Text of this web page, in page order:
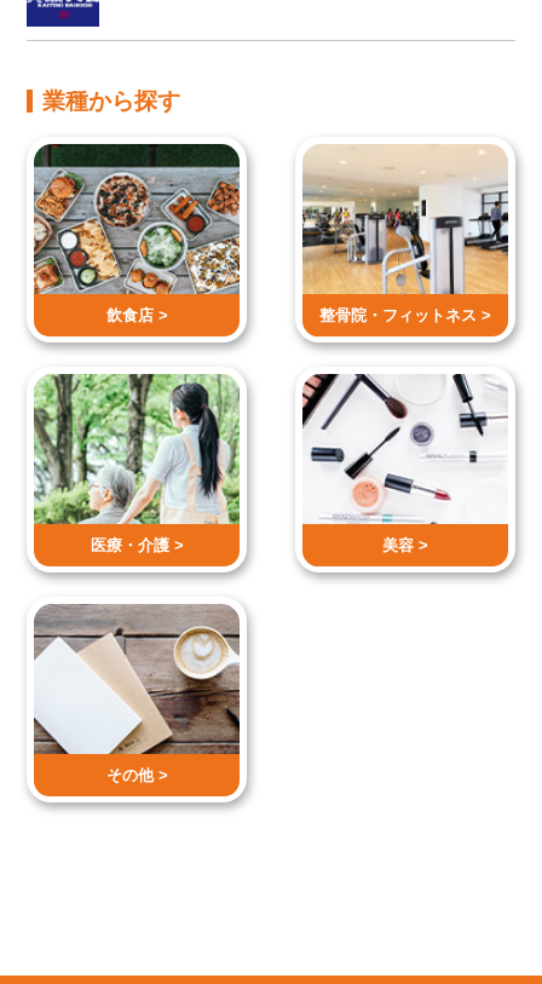
業種から探す
飲食店 > 整骨院・ フィットネス >
医療・介護 > 美容 >
その他 >